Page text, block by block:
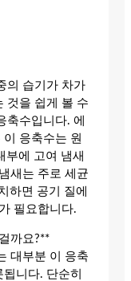
의 습기가 차가
것을 쉽게 볼 수
축수입니다. 에
응축수는 원
부에 고여 냄새
새는 주로 세균
하면 공기 질에
필요합니다.
까요?**
대부분 이 응축
니다. 단순히